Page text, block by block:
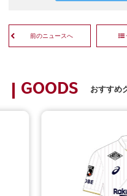
前のニュースへ
GOODS おすすめ